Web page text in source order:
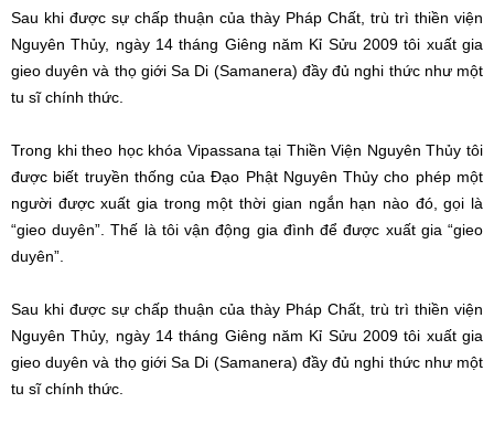
Sau khi được sự chấp thuận của thày Pháp Chất, trù trì thiền viện
Nguyên Thủy, ngày 14 tháng Giêng năm Kỉ Sửu 2009 tôi xuất gia
gieo duyên và thọ giới Sa Di (Samanera) đầy đủ nghi thức như một
tu sĩ chính thức.
Trong khi theo học khóa Vipassana tại Thiền Viện Nguyên Thủy tôi
được biết truyền thống của Đạo Phật Nguyên Thủy cho phép một
người được xuất gia trong một thời gian ngắn hạn nào đó, gọi là
“gieo duyên”. Thế là tôi vận động gia đình để được xuất gia “gieo
duyên”.
Sau khi được sự chấp thuận của thày Pháp Chất, trù trì thiền viện
Nguyên Thủy, ngày 14 tháng Giêng năm Kỉ Sửu 2009 tôi xuất gia
gieo duyên và thọ giới Sa Di (Samanera) đầy đủ nghi thức như một
tu sĩ chính thức.